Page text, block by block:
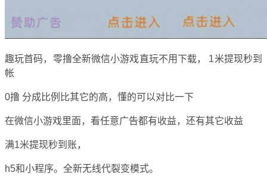
趣玩首码，零撸全新微信小游戏直玩不用下载， 1米提现秒到
帐
0撸 分成比例比其它的高，懂的可以对比一下
在微信小游戏里面，看任意广告都有收益，还有其它收益
满1米提现秒到账，
h5和小程序。全新无线代裂变模式。